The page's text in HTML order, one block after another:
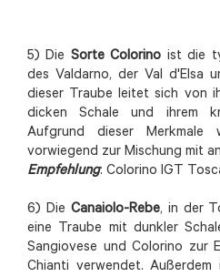
5) Die Sorte Colorino ist die
des Valdarno, der Val d'Elsa
dieser Traube leitet sich von
dicken Schale und ihrem
Aufgrund dieser
vorwiegend zur Mischung mit
Empfehlung: Colorino IGT
6) Die Canaiolo-Rebe, in der
eine Traube mit dunkler
Sangiovese und Colorino zur
Chianti verwendet.